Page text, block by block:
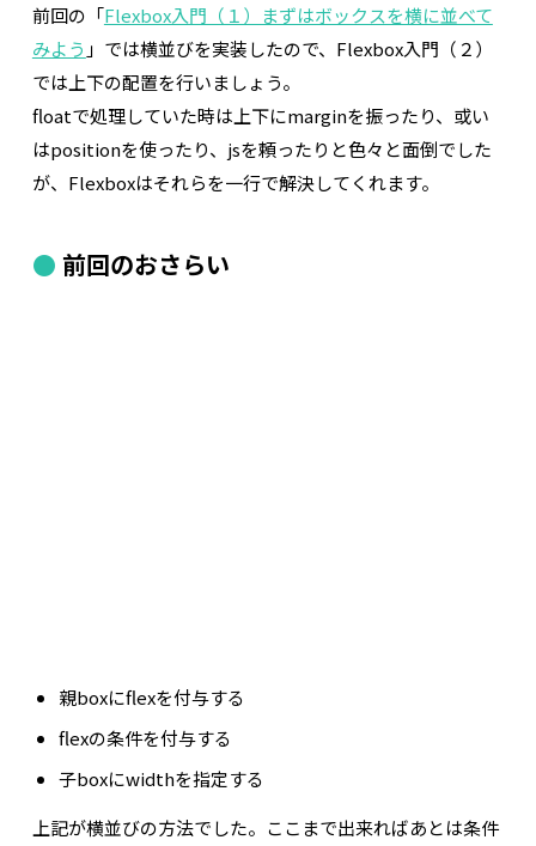
前回の「Flexbox入門（１）まずはボックスを横に並べて
みよう 」では横並びを実装したので、Flexbox入門（２）
では上下の配置を行いましょう。
floatで処理していた時は上下にmarginを振ったり、或い
はpositionを使ったり、jsを頼ったりと色々と面倒でした
が、Flexboxはそれらを一行で解決してくれます。
前回のおさらい
親boxにflexを付与する
flexの条件を付与する
子boxにwidthを指定する
上記が横並びの方法でした。ここまで出来ればあとは条件